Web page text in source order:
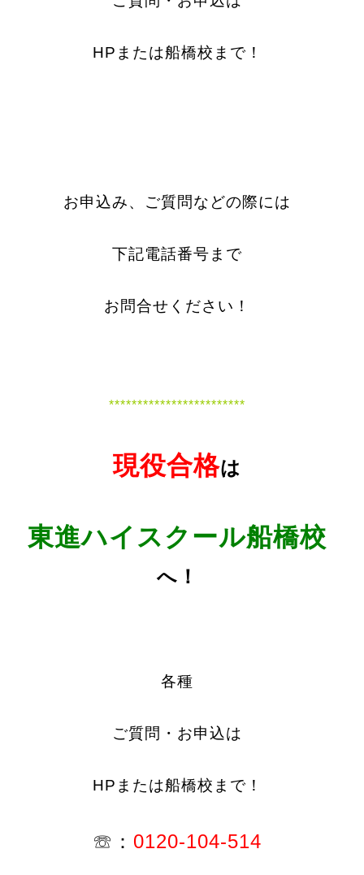
HPまたは船橋校まで！
お申込み、ご質問などの際には
下記電話番号まで
お問合せください！
************************
現役合格は
東進ハイスクール船橋校
へ！
各種
ご質問・お申込は
HPまたは船橋校まで！
☏： 0120-104-514